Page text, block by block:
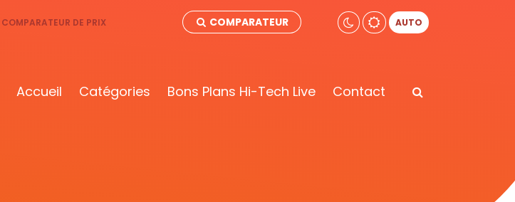
COMPARATEUR DE PRIX COMPARATEUR AUTO
Accueil Catégories Bons Plans Hi-Tech Live Contact